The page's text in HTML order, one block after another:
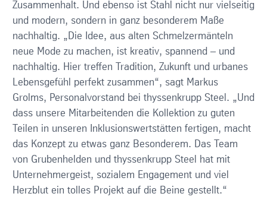
Zusammenhalt. Und ebenso ist Stahl nicht nur vielseitig
und modern, sondern in ganz besonderem Maße
nachhaltig. „Die Idee, aus alten Schmelzermänteln
neue Mode zu machen, ist kreativ, spannend – und
nachhaltig. Hier treffen Tradition, Zukunft und urbanes
Lebensgefühl perfekt zusammen“, sagt Markus
Grolms, Personalvorstand bei thyssenkrupp Steel. „Und
dass unsere Mitarbeitenden die Kollektion zu guten
Teilen in unseren Inklusionswertstätten fertigen, macht
das Konzept zu etwas ganz Besonderem. Das Team
von Grubenhelden und thyssenkrupp Steel hat mit
Unternehmergeist, sozialem Engagement und viel
Herzblut ein tolles Projekt auf die Beine gestellt.“